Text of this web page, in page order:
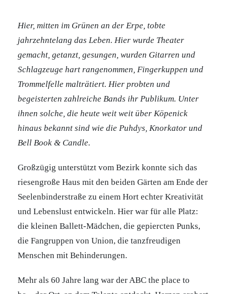
Hier, mitten im Grünen an der Erpe, tobte
jahrzehntelang das Leben. Hier wurde Theater
gemacht, getanzt, gesungen, wurden Gitarren und
Schlagzeuge hart rangenommen, Fingerkuppen und
Trommelfelle malträtiert. Hier probten und
begeisterten zahlreiche Bands ihr Publikum. Unter
ihnen solche, die heute weit weit über Köpenick
hinaus bekannt sind wie die Puhdys, Knorkator und
Bell Book & Candle.
Großzügig unterstützt vom Bezirk konnte sich das
riesengroße Haus mit den beiden Gärten am Ende der
Seelenbinderstraße zu einem Hort echter Kreativität
und Lebenslust entwickeln. Hier war für alle Platz:
die kleinen Ballett-Mädchen, die gepiercten Punks,
die Fangruppen von Union, die tanzfreudigen
Menschen mit Behinderungen.
Mehr als 60 Jahre lang war der ABC the place to